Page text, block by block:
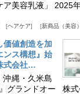
ア美容乳液」 2025
ヘアケア 新商品（美容）
価値創造を加
ンス構想』始
式会社…
沖縄・久米島
グランドオー
株